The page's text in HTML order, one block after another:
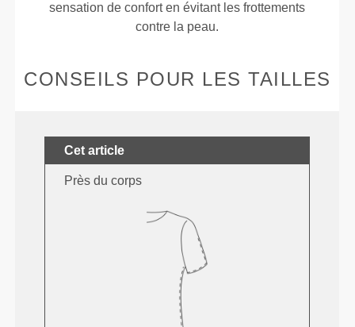
sensation de confort en évitant les frottements
contre la peau.
CONSEILS POUR LES TAILLES
Cet article
Près du corps